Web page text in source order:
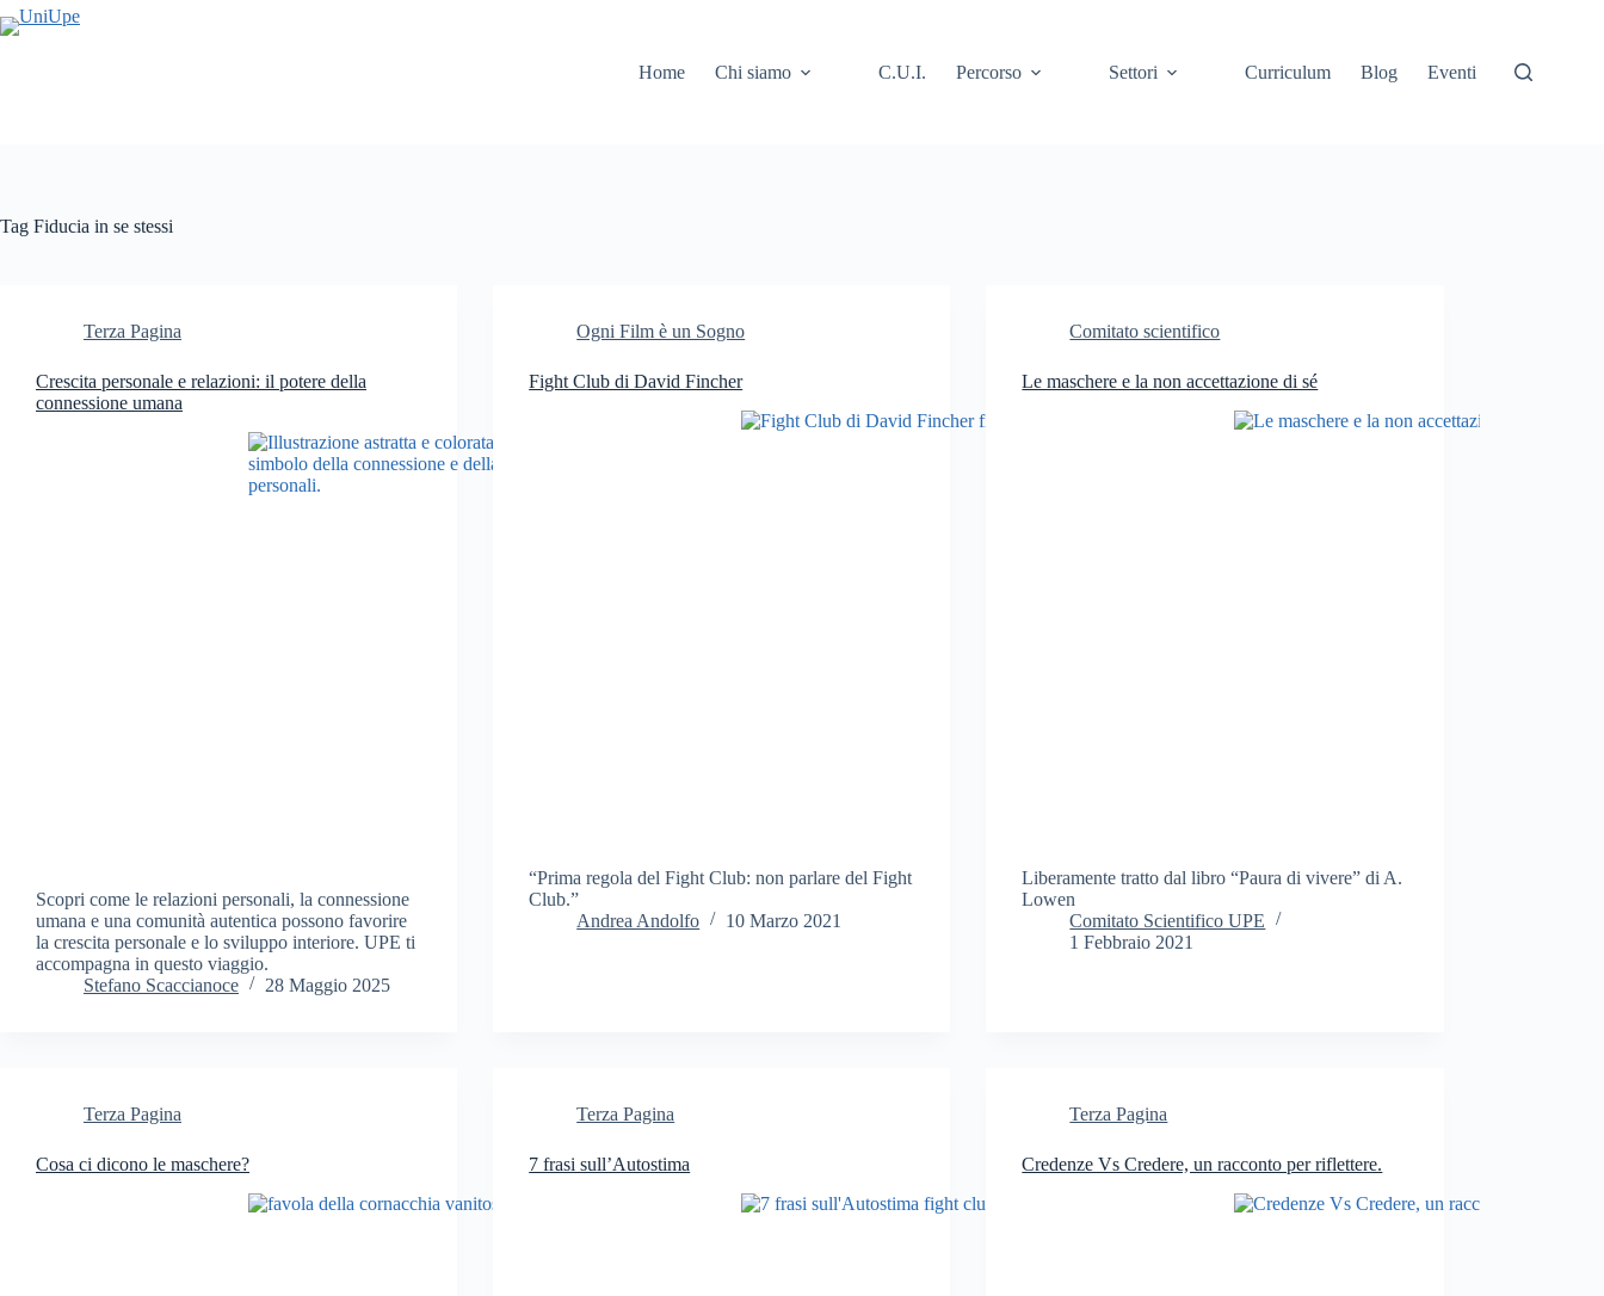
Salta
al
Home
Chi siamo C.U.I. Percorso Settori Curriculum Blog Eventi
Tag Fiducia in se stessi
Terza Pagina
Crescita personale e relazioni: il potere della
connessione umana
Scopri come le relazioni personali, la connessione
umana e una comunità autentica possono favorire
la crescita personale e lo sviluppo interiore. UPE ti
accompagna in questo viaggio.
Stefano Scaccianoce
28 Maggio 2025
Ogni Film è un Sogno
Fight Club di David Fincher
“Prima regola del Fight Club: non parlare del Fight
Club.”
Andrea Andolfo
10 Marzo 2021
Comitato scientifico
Le maschere e la non accettazione di sé
Liberamente tratto dal libro “Paura di vivere” di A.
Lowen
Comitato Scientifico UPE
1 Febbraio 2021
Terza Pagina
Cosa ci dicono le maschere?
Terza Pagina
7 frasi sull’Autostima
Terza Pagina
Credenze Vs Credere, un racconto per riflettere.